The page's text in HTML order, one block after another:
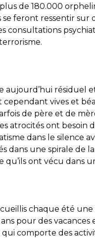
de 180.000
feront ressentir sur
consultations
aujourd’hui résiduel
cependant vives et
de père et de
atrocités ont besoin
dans le silence
dans une spirale de
ont vécu dans
chaque été
ans pour des
comporte des